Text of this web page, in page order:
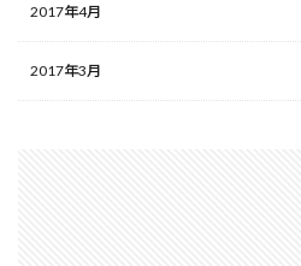
2017年4月
2017年3月